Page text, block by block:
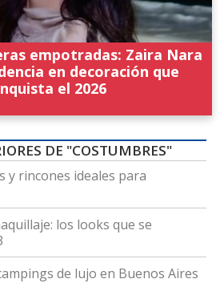
empotradas: Zaira Nara
en decoración que
el 2026
DE "COSTUMBRES"
y rincones ideales para
los looks que se
de lujo en Buenos Aires